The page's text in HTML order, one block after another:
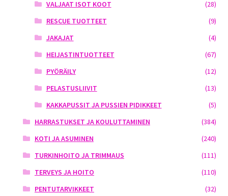
VALJAAT ISOT KOOT
(28)
RESCUE TUOTTEET
(9)
JAKAJAT
(4)
HEIJASTINTUOTTEET
(67)
PYÖRÄILY
(12)
PELASTUSLIIVIT
(13)
KAKKAPUSSIT JA PUSSIEN PIDIKKEET
(5)
HARRASTUKSET JA KOULUTTAMINEN
(384)
KOTI JA ASUMINEN
(240)
TURKINHOITO JA TRIMMAUS
(111)
TERVEYS JA HOITO
(110)
PENTUTARVIKKEET
(32)